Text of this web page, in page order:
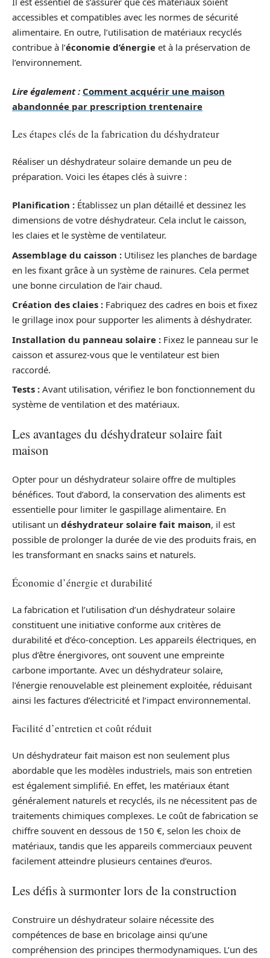
accessibles et compatibles avec les normes de sécurité
alimentaire. En outre, l’utilisation de matériaux recyclés
contribue à l’économie d’énergie et à la préservation de
l’environnement.
Lire également : Comment acquérir une maison
abandonnée par prescription trentenaire
Les étapes clés de la fabrication du déshydrateur
Réaliser un déshydrateur solaire demande un peu de
préparation. Voici les étapes clés à suivre :
Planification : Établissez un plan détaillé et dessinez les
dimensions de votre déshydrateur. Cela inclut le caisson,
les claies et le système de ventilateur.
Assemblage du caisson : Utilisez les planches de bardage
en les fixant grâce à un système de rainures. Cela permet
une bonne circulation de l’air chaud.
Création des claies : Fabriquez des cadres en bois et fixez
le grillage inox pour supporter les aliments à déshydrater.
Installation du panneau solaire : Fixez le panneau sur le
caisson et assurez-vous que le ventilateur est bien
raccordé.
Tests : Avant utilisation, vérifiez le bon fonctionnement du
système de ventilation et des matériaux.
Les avantages du déshydrateur solaire fait
maison
Opter pour un déshydrateur solaire offre de multiples
bénéfices. Tout d’abord, la conservation des aliments est
essentielle pour limiter le gaspillage alimentaire. En
utilisant un déshydrateur solaire fait maison, il est
possible de prolonger la durée de vie des produits frais, en
les transformant en snacks sains et naturels.
Économie d’énergie et durabilité
La fabrication et l’utilisation d’un déshydrateur solaire
constituent une initiative conforme aux critères de
durabilité et d’éco-conception. Les appareils électriques, en
plus d’être énergivores, ont souvent une empreinte
carbone importante. Avec un déshydrateur solaire,
l’énergie renouvelable est pleinement exploitée, réduisant
ainsi les factures d’électricité et l’impact environnemental.
Facilité d’entretien et coût réduit
Un déshydrateur fait maison est non seulement plus
abordable que les modèles industriels, mais son entretien
est également simplifié. En effet, les matériaux étant
généralement naturels et recyclés, ils ne nécessitent pas de
traitements chimiques complexes. Le coût de fabrication se
chiffre souvent en dessous de 150 €, selon les choix de
matériaux, tandis que les appareils commerciaux peuvent
facilement atteindre plusieurs centaines d’euros.
Les défis à surmonter lors de la construction
Construire un déshydrateur solaire nécessite des
compétences de base en bricolage ainsi qu’une
compréhension des principes thermodynamiques. L’un des